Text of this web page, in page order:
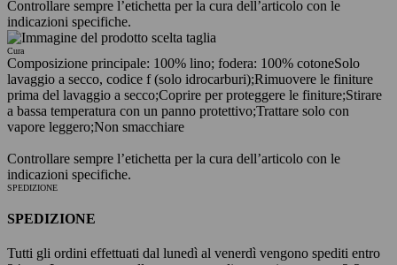
Controllare sempre l’etichetta per la cura dell’articolo con le
indicazioni specifiche.
Cura
Composizione principale: 100% lino; fodera: 100% cotoneSolo
lavaggio a secco, codice f (solo idrocarburi);Rimuovere le finiture
prima del lavaggio a secco;Coprire per proteggere le finiture;Stirare
a bassa temperatura con un panno protettivo;Trattare solo con
vapore leggero;Non smacchiare
Controllare sempre l’etichetta per la cura dell’articolo con le
indicazioni specifiche.
SPEDIZIONE
SPEDIZIONE
Tutti gli ordini effettuati dal lunedì al venerdì vengono spediti entro